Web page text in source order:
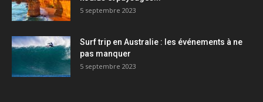
5 septembre 2023
Surf trip en Australie : les événements à ne
pas manquer
5 septembre 2023